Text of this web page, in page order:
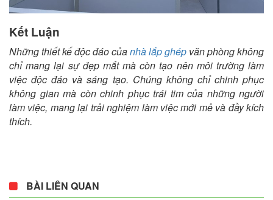
Kết Luận
Những thiết kế độc đáo củanhà lắp ghép văn phòng không
chỉ mang lại sự đẹp mắt mà còn tạo nên môi trường làm
việc độc đáo và sáng tạo. Chúng không chỉ chinh phục
không gian mà còn chinh phục trái tim của những người
làm việc, mang lại trải nghiệm làm việc mới mẻ và đầy kích
thích.
BÀI LIÊN QUAN